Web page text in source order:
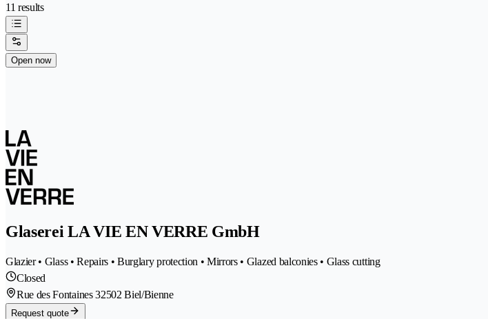
11 results
Open now
Glaserei LA VIE EN VERRE GmbH
Glazier • Glass • Repairs • Burglary protection • Mirrors • Glazed balconies • Glass cutting
Closed
Rue des Fontaines 32502 Biel/Bienne
Request quote